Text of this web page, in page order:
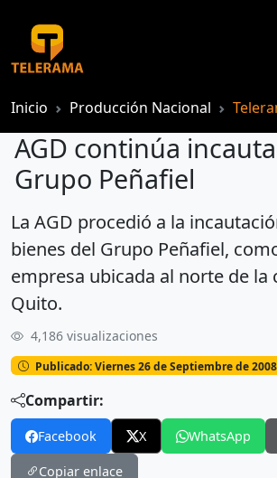
Inicio Producción Nacional
AGD continúa
Grupo Peñafiel
AGD continúa incautaciones
La AGD procedió a la
bienes del Grupo Peñafiel,
empresa ubicada al norte de la
Quito.
4,186 visualizaciones
Publicado: Viernes 26 de Septiembre de 2008
Compartir:
Facebook X WhatsApp
Copiar enlace